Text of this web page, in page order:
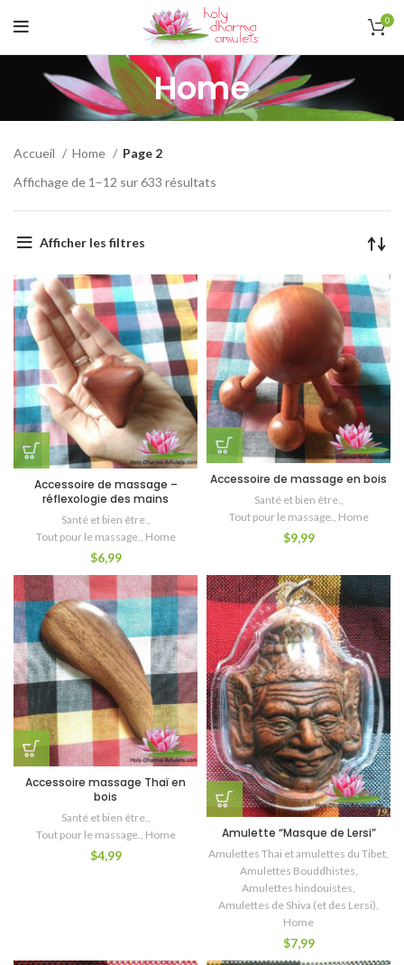
0
Home
Accueil Home
Page 2
Affichage de 1–12 sur 633 résultats
Afficher les filtres
Accessoire de massage –
réflexologie des mains
Santé et bien être.,
Tout pour le massage., Home
$6,99
Accessoire de massage en bois
Santé et bien être.,
Tout pour le massage., Home
$9,99
Accessoire massage Thaï en
bois
Santé et bien être.,
Tout pour le massage., Home
$4,99
Amulette “Masque de Lersi”
Amulettes Thai et amulettes du Tibet,
Amulettes Bouddhistes,
Amulettes hindouistes,
Amulettes de Shiva (et des Lersi),
Home
$7,99